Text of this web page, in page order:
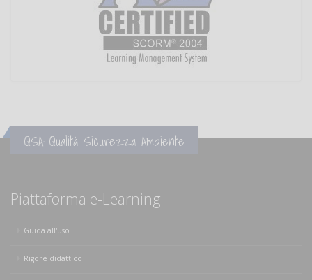
QSA Qualità Sicurezza Ambiente
Piattaforma e-Learning
Guida all'uso
Rigore didattico